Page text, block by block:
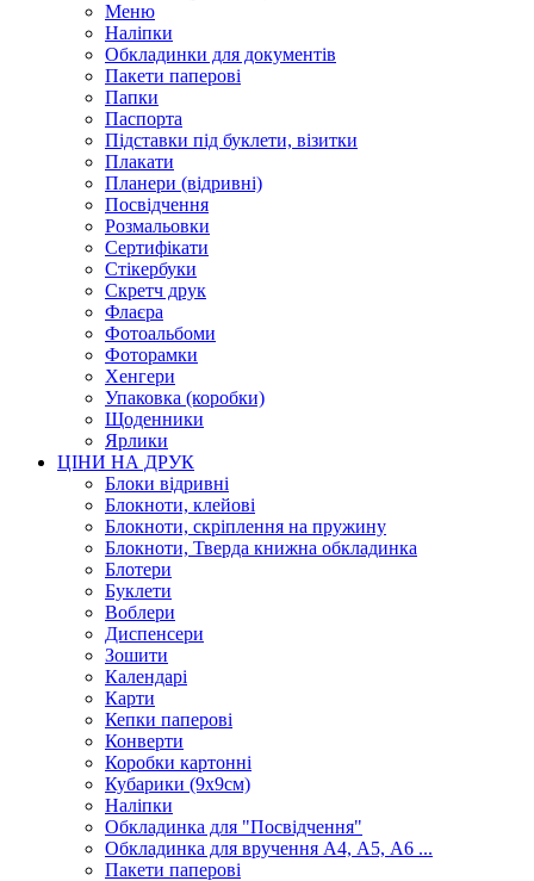
Меню
Наліпки
Обкладинки для документів
Пакети паперові
Папки
Паспорта
Підставки під буклети, візитки
Плакати
Планери (відривні)
Посвідчення
Розмальовки
Сертифікати
Стікербуки
Скретч друк
Флаєра
Фотоальбоми
Фоторамки
Хенгери
Упаковка (коробки)
Щоденники
Ярлики
ЦІНИ НА ДРУК
Блоки відривні
Блокноти, клейові
Блокноти, скріплення на пружину
Блокноти, Тверда книжна обкладинка
Блотери
Буклети
Воблери
Диспенсери
Зошити
Календарі
Карти
Кепки паперові
Конверти
Коробки картонні
Кубарики (9х9см)
Наліпки
Обкладинка для "Посвідчення"
Обкладинка для вручення А4, А5, А6 ...
Пакети паперові